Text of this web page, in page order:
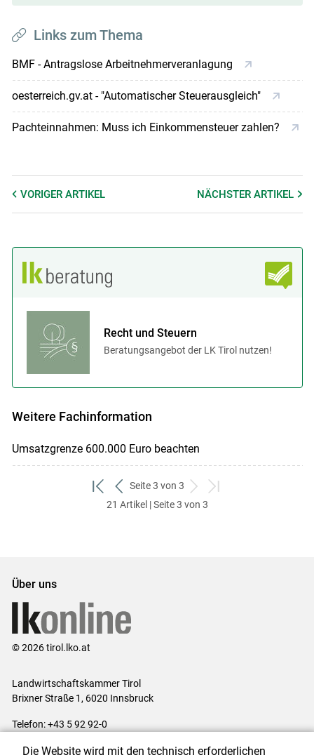
Links zum Thema
BMF - Antragslose Arbeitnehmerveranlagung
oesterreich.gv.at - "Automatischer Steuerausgleich"
Pachteinnahmen: Muss ich Einkommensteuer zahlen?
VORIGER ARTIKEL NÄCHSTERARTIKEL
Recht und Steuern
Beratungsangebot der LK Tirol nutzen!
Weitere Fachinformation
Umsatzgrenze 600.000 Euro beachten
zum
ersten
zurück
zum
Seite 3 von 3
weiter
zum
zum
21 Artikel | Seite 3 von 3
Über uns
© 2026 tirol.lko.at
Landwirtschaftskammer Tirol
Brixner Straße 1, 6020 Innsbruck
Telefon: +43 5 92 92-0
Die Website wird mit den technisch erforderlichen